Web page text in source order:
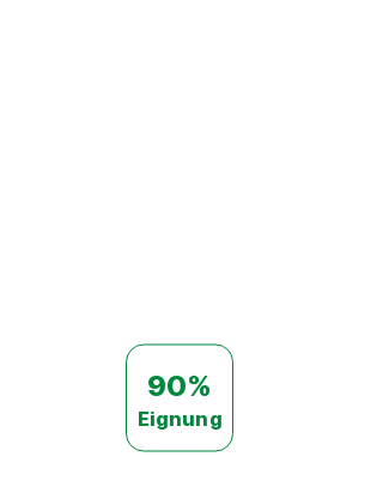
90%
Eignung